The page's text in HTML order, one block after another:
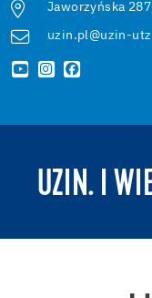
Jaworzyńska
uzin.pl@uzin-
UZIN. I